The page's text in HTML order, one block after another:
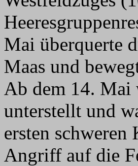
Mai überquerte
Maas und
Ab dem 14.
unterstellt und
ersten schweren
Angriff auf die